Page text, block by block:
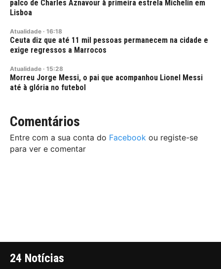
palco de Charles Aznavour à primeira estrela Michelin em
Lisboa
Atualidade · 16:18
Ceuta diz que até 11 mil pessoas permanecem na cidade e
exige regressos a Marrocos
Atualidade · 15:28
Morreu Jorge Messi, o pai que acompanhou Lionel Messi
até à glória no futebol
Comentários
Entre com a sua conta do Facebook ou registe-se
para ver e comentar
24 Notícias